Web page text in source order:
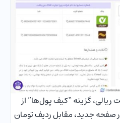
گزینه “کیف پول‌ها” از
صفحه جدید، مقابل ردیف تومان